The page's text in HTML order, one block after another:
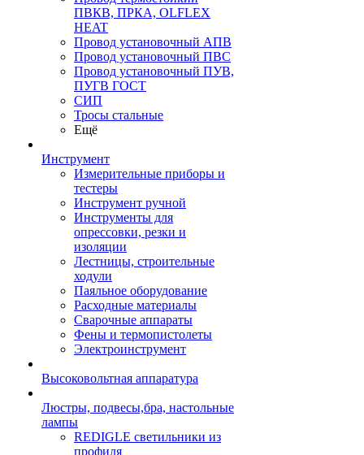
ПВКВ, ПРКА, OLFLEX
HEAT
Провод установочный АПВ
Провод установочный ПВС
Провод установочный ПУВ,
ПУГВ ГОСТ
СИП
Тросы стальные
Ещё
Инструмент
Измерительные приборы и
тестеры
Инструмент ручной
Инструменты для
опрессовки, резки и
изоляции
Лестницы, строительные
ходули
Паяльное оборудование
Расходные материалы
Сварочные аппараты
Фены и термопистолеты
Электроинструмент
Высоковольтная аппаратура
Люстры, подвесы,бра, настольные
лампы
REDIGLE светильники из
профиля